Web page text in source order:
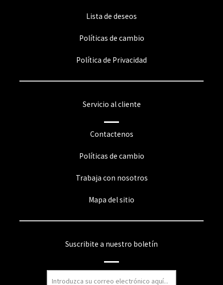
Lista de deseos
Políticas de cambio
Política de Privacidad
Servicio al cliente
Contactenos
Políticas de cambio
Trabaja con nosotros
Mapa del sitio
Suscribite a nuestro boletín